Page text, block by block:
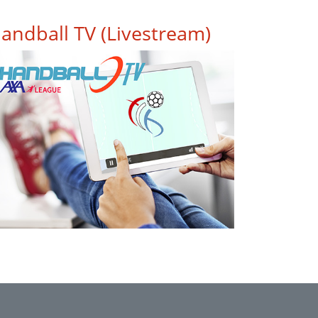
TV (Livestream)